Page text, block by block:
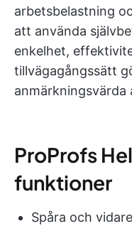
arbetsbelastning
att använda
enkelhet,
tillvägagångssätt
anmärkningsvärda
ProProfs
funktioner
Spåra och